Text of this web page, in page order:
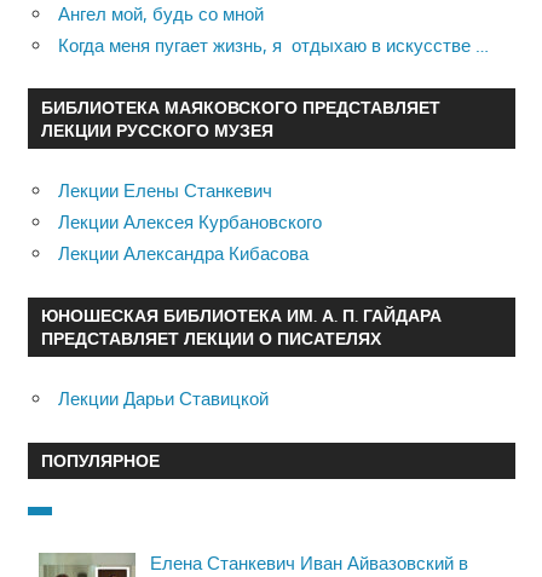
Ангел мой, будь со мной
Когда меня пугает жизнь, я отдыхаю в искусстве …
БИБЛИОТЕКА МАЯКОВСКОГО ПРЕДСТАВЛЯЕТ
ЛЕКЦИИ РУССКОГО МУЗЕЯ
Лекции Елены Станкевич
Лекции Алексея Курбановского
Лекции Александра Кибасова
ЮНОШЕСКАЯ БИБЛИОТЕКА ИМ. А. П. ГАЙДАРА
ПРЕДСТАВЛЯЕТ ЛЕКЦИИ О ПИСАТЕЛЯХ
Лекции Дарьи Ставицкой
ПОПУЛЯРНОЕ
Елена Станкевич Иван Айвазовский в